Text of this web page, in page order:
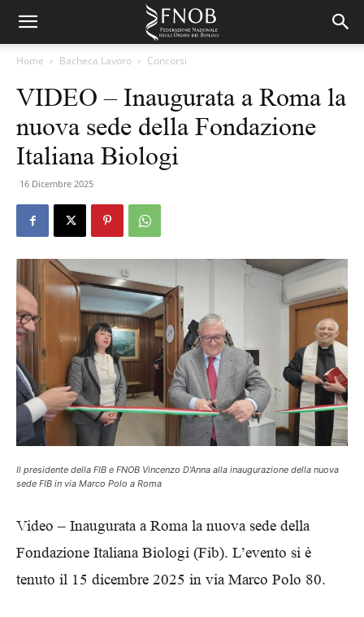
Home Bacheca Lavoro Concorsi
VIDEO – Inaugurata a Roma la
nuova sede della Fondazione
Italiana Biologi
16 Dicembre 2025
Il presidente della FIB e FNOB Vincenzo D'Anna alla inaugurazione della nuova
sede FIB in via Marco Polo a Roma
Video – Inaugurata a Roma la nuova sede della
Fondazione Italiana Biologi (Fib). L’evento si è
tenuto il 15 dicembre 2025 in via Marco Polo 80.